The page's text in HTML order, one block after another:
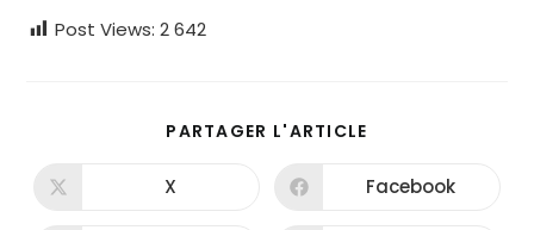
Post Views: 2 642
PARTAGER L'ARTICLE
CONTENU
Ouvrir
X Ouvrir
Facebook